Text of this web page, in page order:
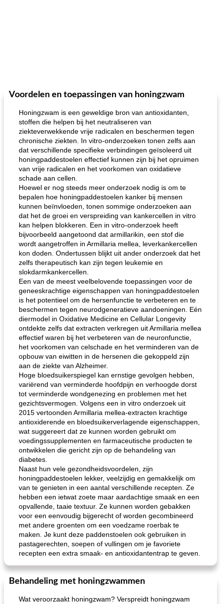
Voordelen en toepassingen van honingzwam
Honingzwam is een geweldige bron van antioxidanten,
stoffen die helpen bij het neutraliseren van
ziekteverwekkende vrije radicalen en beschermen tegen
chronische ziekten. In vitro-onderzoeken tonen zelfs aan
dat verschillende specifieke verbindingen geïsoleerd uit
honingpaddestoelen effectief kunnen zijn bij het opruimen
van vrije radicalen en het voorkomen van oxidatieve
schade aan cellen.
Hoewel er nog steeds meer onderzoek nodig is om te
bepalen hoe honingpaddestoelen kanker bij mensen
kunnen beïnvloeden, tonen sommige onderzoeken aan
dat het de groei en verspreiding van kankercellen in vitro
kan helpen blokkeren. Een in vitro-onderzoek heeft
bijvoorbeeld aangetoond dat armillarikin, een stof die
wordt aangetroffen in Armillaria mellea, leverkankercellen
kon doden. Ondertussen blijkt uit ander onderzoek dat het
zelfs therapeutisch kan zijn tegen leukemie en
slokdarmkankercellen.
Een van de meest veelbelovende toepassingen voor de
geneeskrachtige eigenschappen van honingpaddestoelen
is het potentieel om de hersenfunctie te verbeteren en te
beschermen tegen neurodgeneratieve aandoeningen. Eén
diermodel in Oxidative Medicine en Cellular Longevity
ontdekte zelfs dat extracten verkregen uit Armillaria mellea
effectief waren bij het verbeteren van de neuronfunctie,
het voorkomen van celschade en het verminderen van de
opbouw van eiwitten in de hersenen die gekoppeld zijn
aan de ziekte van Alzheimer.
Hoge bloedsuikerspiegel kan ernstige gevolgen hebben,
variërend van verminderde hoofdpijn en verhoogde dorst
tot verminderde wondgenezing en problemen met het
gezichtsvermogen. Volgens een in vitro onderzoek uit
2015 vertoonden Armillaria mellea-extracten krachtige
antioxiderende en bloedsuikerverlagende eigenschappen,
wat suggereert dat ze kunnen worden gebruikt om
voedingssupplementen en farmaceutische producten te
ontwikkelen die gericht zijn op de behandeling van
diabetes.
Naast hun vele gezondheidsvoordelen, zijn
honingpaddestoelen lekker, veelzijdig en gemakkelijk om
van te genieten in een aantal verschillende recepten. Ze
hebben een ietwat zoete maar aardachtige smaak en een
opvallende, taaie textuur. Ze kunnen worden gebakken
voor een eenvoudig bijgerecht of worden gecombineerd
met andere groenten om een ​​voedzame roerbak te
maken. Je kunt deze paddenstoelen ook gebruiken in
pastagerechten, soepen of vullingen om je favoriete
recepten een extra smaak- en antioxidantentrap te geven.
Behandeling met honingzwammen
Wat veroorzaakt honingzwam? Verspreidt honingzwam